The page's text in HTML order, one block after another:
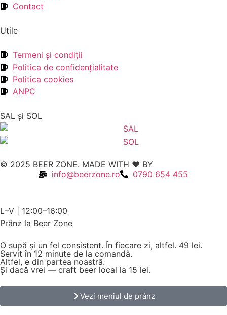
Contact
Utile
Termeni şi condiţii
Politica de confidenţialitate
Politica cookies
ANPC
SAL şi SOL
© 2025 BEER ZONE. MADE WITH ❤️ BY
info@beerzone.ro
0790 654 455
L–V | 12:00–16:00
Prânz la Beer Zone
O supă și un fel consistent. În fiecare zi, altfel. 49 lei.
Servit în 12 minute de la comandă.
Altfel, e din partea noastră.
Și dacă vrei — craft beer local la 15 lei.
Vezi meniul de prânz